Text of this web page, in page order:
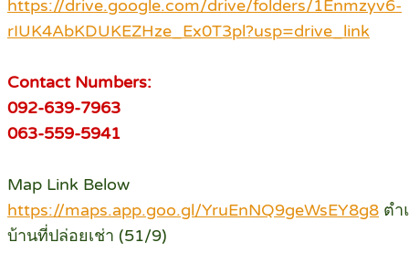
https://drive.google.com/drive/folders/1Enmzyv6-
rIUK4AbKDUKEZHze_Ex0T3pl?usp=drive_link
Contact Numbers:
092-639-7963
063-559-5941
Map Link Below
https://maps.app.goo.gl/YruEnNQ9geWsEY8g8 ตำ
บ้านที่ปล่อยเช่า (51/9)